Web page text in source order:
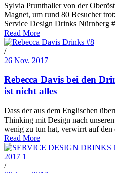
Sylvia Prunthaller von der
Magnet, um rund 80 Besucher
Service Design Drinks Nürnberg
Read More
/
26 Nov. 2017
Rebecca Davis bei den
ist nicht alles
Dass der aus dem Englischen
Thinking mit Design nach
wenig zu tun hat, verwirrt auf den
Read More
/